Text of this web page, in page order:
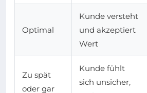
Optimal
Kunde versteht
und akzeptiert
Wert
Zu spät
oder gar
Kunde fühlt
sich unsicher,